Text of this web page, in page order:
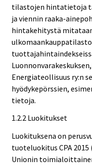
tilastojen hintatietoja
ja viennin raaka-
hintakehitystä
Energiateollisuus ry:n
hyödykepörssien,
tietoja.
1.2.2 Luokitukset
Luokituksena on
tuoteluokitus CPA 2015
Unionin